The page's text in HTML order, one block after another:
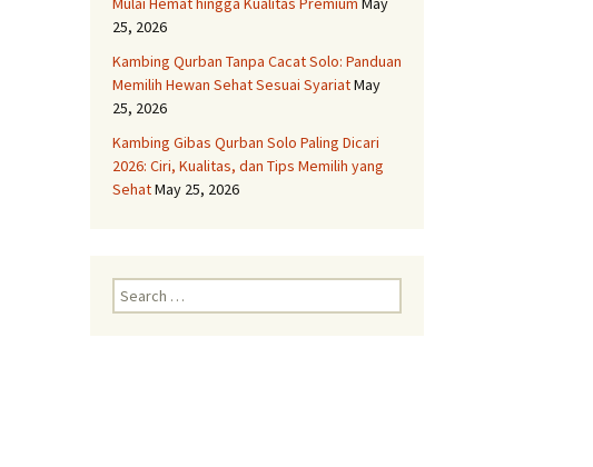
Aqiqah Solo
Layanan Aqiqah Boyolali
Kambing Spesial
Layanan Aqiqah
Grobogan Untuk Anak
Anda
25, 2026
Kambing Qurban Tanpa Cacat Solo: Panduan
Memilih Hewan Sehat Sesuai SyariatMay
25, 2026
Kambing Gibas Qurban Solo Paling Dicari
2026: Ciri, Kualitas, dan Tips Memilih yang
SehatMay 25, 2026
Search
for: